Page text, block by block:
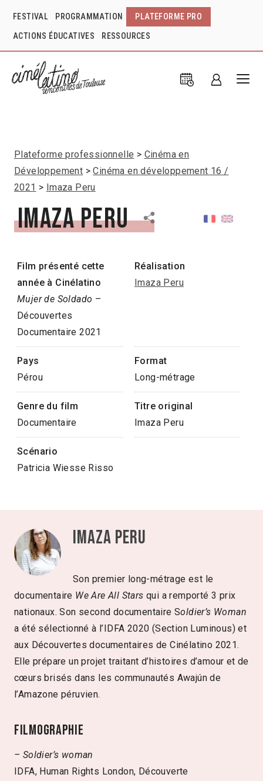
FESTIVAL PROGRAMMATION PLATEFORME PRO
ACTIONS ÉDUCATIVES RESSOURCES
Plateforme professionnelle
Cinéma en
Développement
Cinéma en développement 16 /
2021
Imaza Peru
Imaza Peru
Film présenté cette
année à Cinélatino
Mujer de Soldado –
Découvertes
Documentaire 2021
Réalisation
Imaza Peru
Pays
Pérou
Format
Long-métrage
Genre du film
Documentaire
Titre original
Imaza Peru
Scénario
Patricia Wiesse Risso
Imaza Peru
Son premier long-métrage est le
documentaire We Are All Stars qui a remporté 3 prix
nationaux. Son second documentaire Soldier’s Woman
a été sélectionné à l’IDFA 2020 (Section Luminous) et
aux Découvertes documentaires de Cinélatino 2021.
Elle prépare un projet traitant d’histoires d’amour et de
cœurs brisés dans les communautés Awajún de
l’Amazone péruvien.
Filmographie
– Soldier’s woman
IDFA, Human Rights London, Découverte